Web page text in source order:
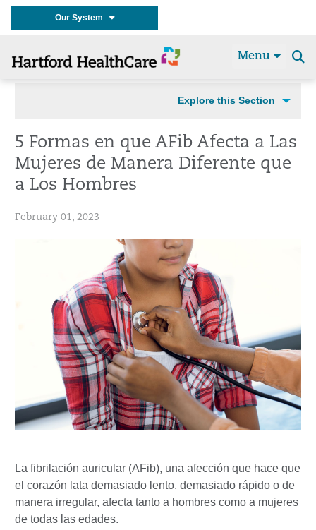
Our System
Menu
Explore this Section
5 Formas en que AFib Afecta a Las
Mujeres de Manera Diferente que
a Los Hombres
February 01, 2023
La fibrilación auricular (AFib), una afección que hace que
el corazón lata demasiado lento, demasiado rápido o de
manera irregular, afecta tanto a hombres como a mujeres
de todas las edades.